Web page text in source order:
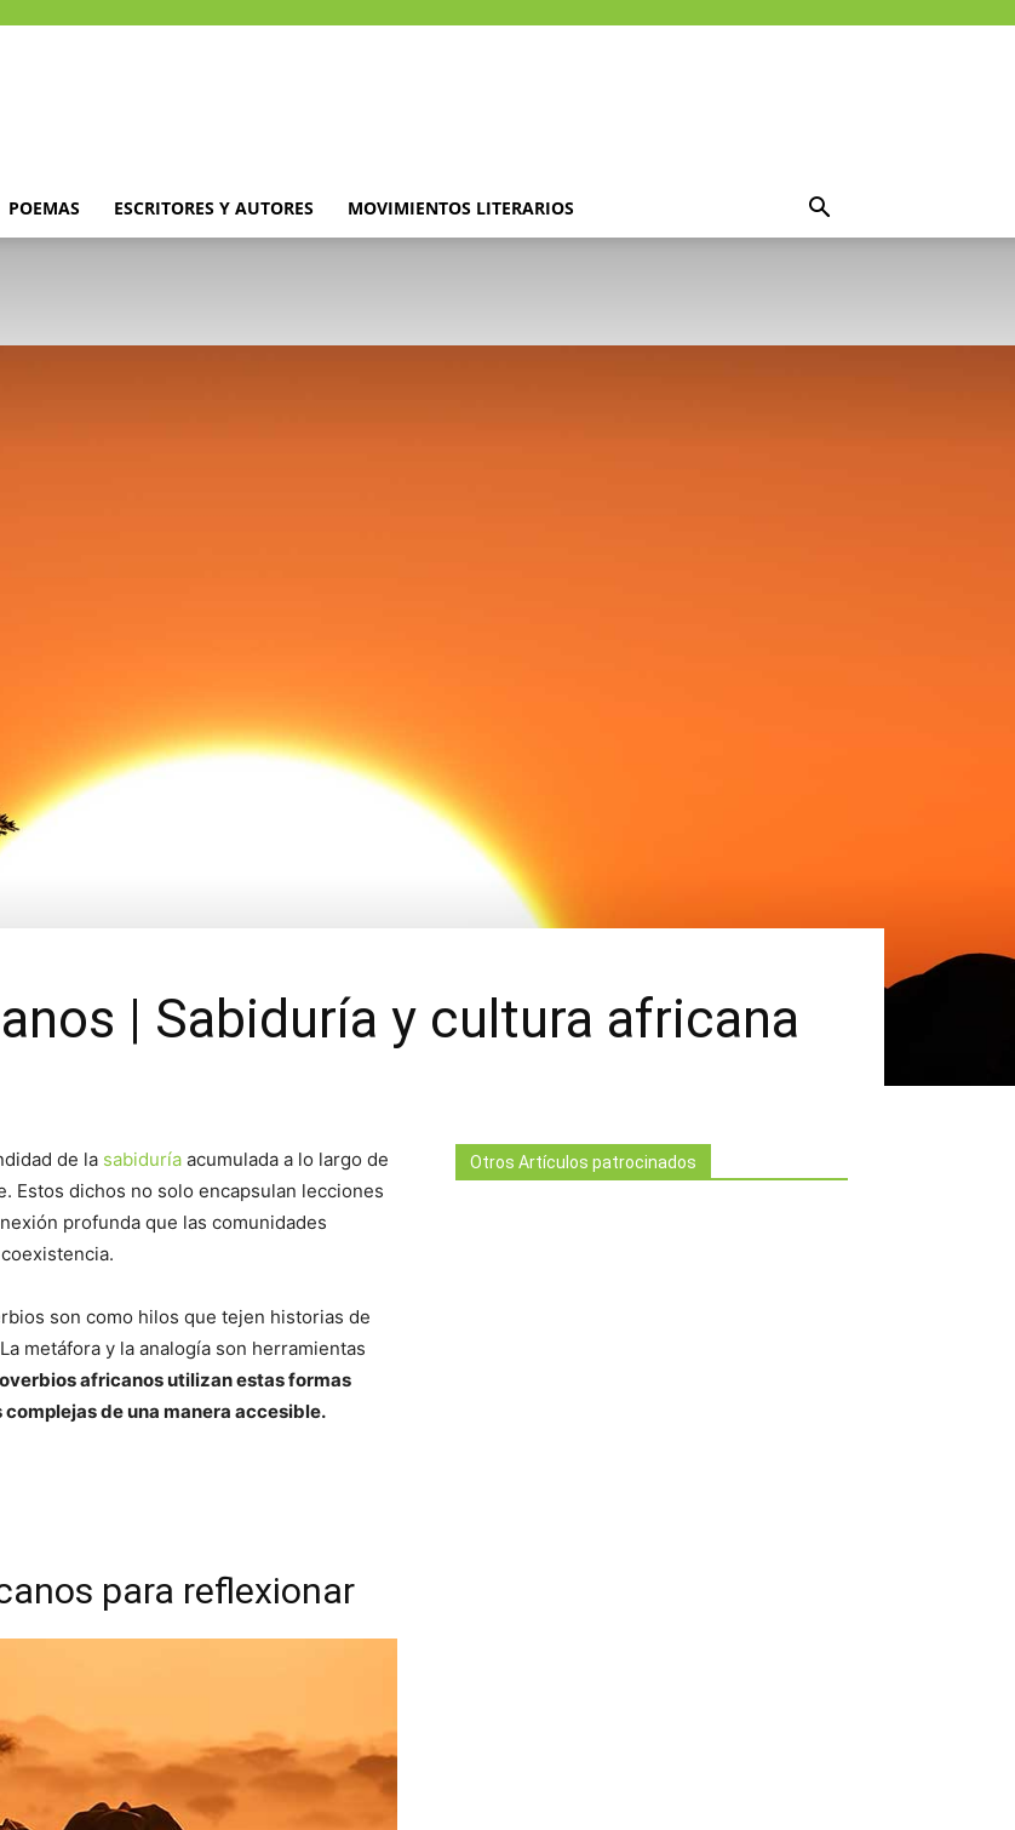
POEMAS ESCRITORES Y AUTORES MOVIMIENTOS LITERARIOS
| Sabiduría y cultura africana
de la sabiduría acumulada a lo largo de
Estos dichos no solo encapsulan lecciones
profunda que las comunidades
son como hilos que tejen historias de
metáfora y la analogía son herramientas
africanos utilizan estas formas
de una manera accesible.
para reflexionar
Otros Artículos patrocinados